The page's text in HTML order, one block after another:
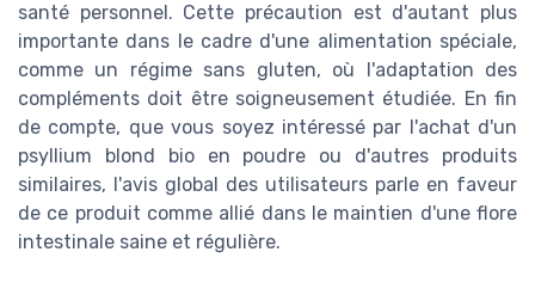
santé personnel. Cette précaution est d'autant plus
importante dans le cadre d'une alimentation spéciale,
comme un régime sans gluten, où l'adaptation des
compléments doit être soigneusement étudiée. En fin
de compte, que vous soyez intéressé par l'achat d'un
psyllium blond bio en poudre ou d'autres produits
similaires, l'avis global des utilisateurs parle en faveur
de ce produit comme allié dans le maintien d'une flore
intestinale saine et régulière.